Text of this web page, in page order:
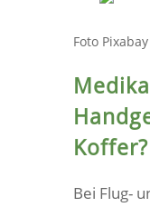
Foto Pixabay
Koffer?
Bei Flug-